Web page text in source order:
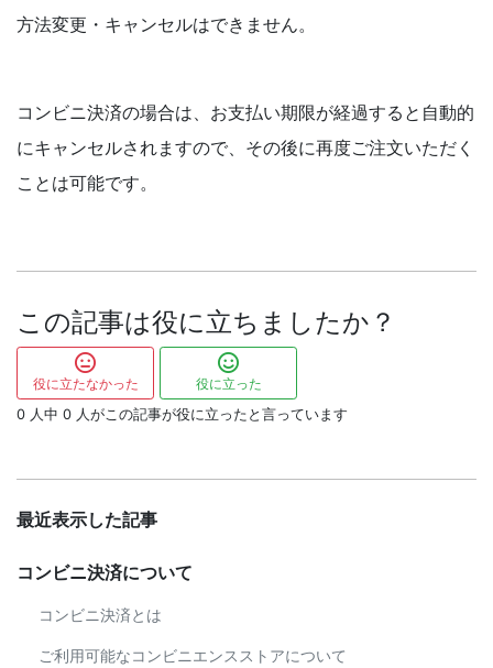
方法変更・キャンセルはできません。
コンビニ決済の場合は、お支払い期限が経過すると自動的
にキャンセルされますので、その後に再度ご注文いただく
ことは可能です。
この記事は役に立ちましたか？
役に立たなかった
役に立った
0 人中 0 人がこの記事が役に立ったと言っています
最近表示した記事
コンビニ決済について
コンビニ決済とは
ご利用可能なコンビニエンスストアについて